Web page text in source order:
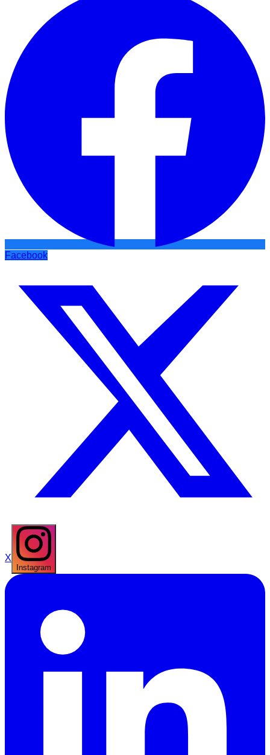
Facebook
X
Instagram